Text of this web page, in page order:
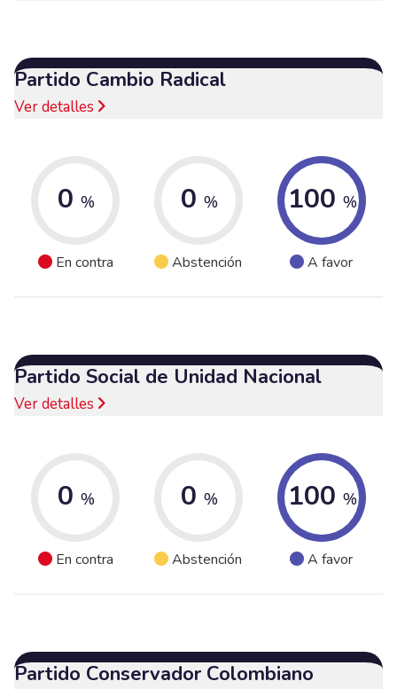
Partido Cambio Radical
Ver detalles
0 %
En contra
0 %
Abstención
100 %
A favor
Partido Social de Unidad Nacional
Ver detalles
0 %
En contra
0 %
Abstención
100 %
A favor
Partido Conservador Colombiano